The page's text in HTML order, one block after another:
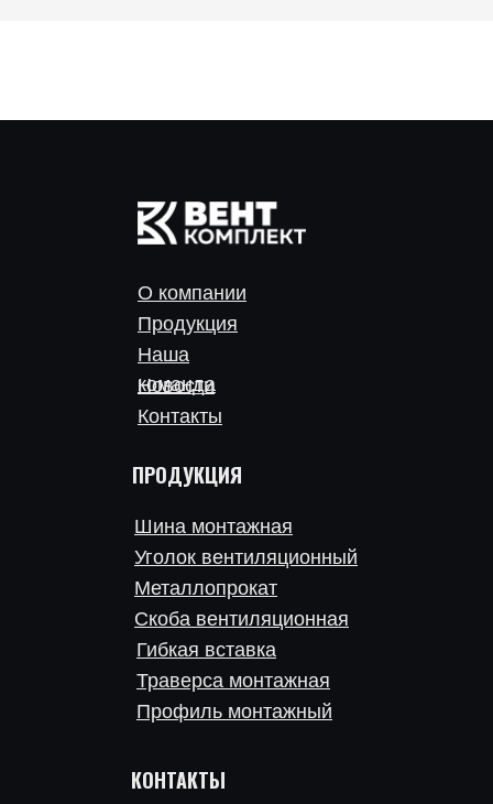
О компании
Продукция
Наша
команда
Новости
Контакты
ПРОДУКЦИЯ
Шина монтажная
Уголок вентиляционный
Металлопрокат
Скоба вентиляционная
Гибкая вставка
Траверса монтажная
Профиль монтажный
КОНТАКТЫ